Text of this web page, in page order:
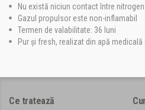
Nu există niciun contact între
Gazul propulsor este non-inflamabil
Termen de valabilitate: 36 luni
Pur și fresh, realizat din apă medicală
Ce tratează